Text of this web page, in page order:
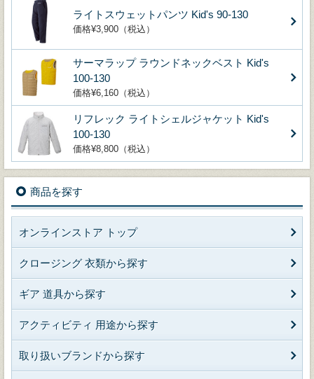
ライトスウェットパンツ Kid's 90-130
価格¥3,900（税込）
サーマラップ ラウンドネックベスト Kid's
100-130
価格¥6,160（税込）
リフレック ライトシェルジャケット Kid's
100-130
価格¥8,800（税込）
商品を探す
オンラインストア トップ
クロージング 衣類から探す
ギア 道具から探す
アクティビティ 用途から探す
取り扱いブランドから探す